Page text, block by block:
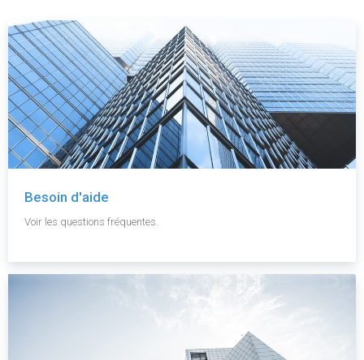
Besoin d'aide
Voir les questions fréquentes.